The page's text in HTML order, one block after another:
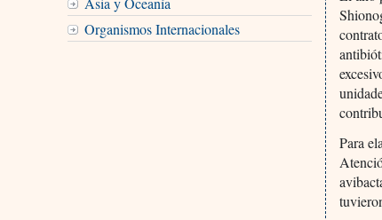
Organismos Internacionales
Para